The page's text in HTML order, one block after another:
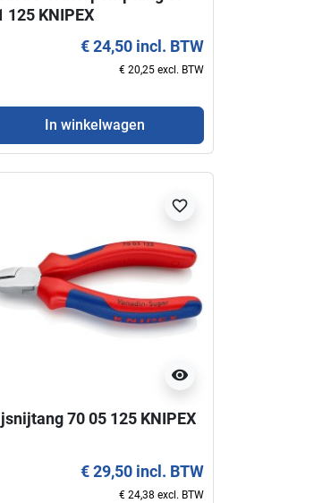
125 KNIPEX
€ 24,50 incl. BTW
€ 20,25 excl. BTW
In winkelwagen
visibility
favorite_border
70 05 125 KNIPEX
€ 29,50 incl. BTW
€ 24,38 excl. BTW